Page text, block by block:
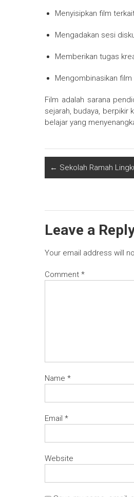
Menyisipkan film
Mengadakan sesi
Memberikan tugas
Mengombinasikan
Film adalah sarana
sejarah, budaya, berpikir
belajar yang
← Sekolah Ramah
Leave a
Your email address will
Comment *
Name *
Email *
Website